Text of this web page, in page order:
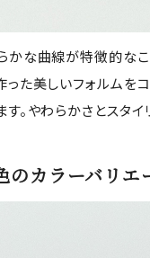
かな曲線が特徴的なこ
った美しいフォルムを
す。やわらかさとスタ
のカラーバリエ